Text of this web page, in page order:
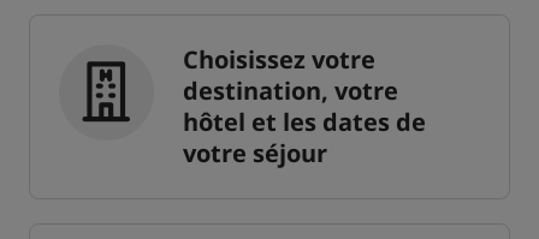
Choisissez votre
destination, votre
hôtel et les dates de
votre séjour